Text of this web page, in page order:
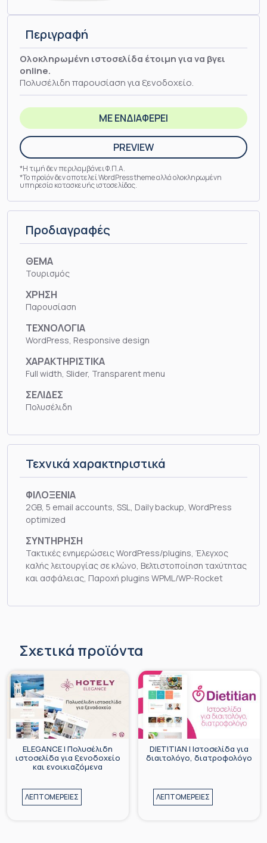
Περιγραφή
Oλοκληρωμένη ιστοσελίδα έτοιμη για να βγει
online.
Πολυσέλιδη παρουσίαση για ξενοδοχείο.
ΜΕ ΕΝΔΙΑΦΕΡΕΙ
PREVIEW
*Η τιμή δεν περιλαμβάνει Φ.Π.Α.
*Το προϊόν δεν αποτελεί WordPress theme αλλά ολοκληρωμένη
υπηρεσία κατασκευής ιστοσελίδας.
Προδιαγραφές
ΘΕΜΑ
Τουρισμός
ΧΡΗΣΗ
Παρουσίαση
ΤΕΧΝΟΛΟΓΙΑ
WordPress, Responsive design
ΧΑΡΑΚΤΗΡΙΣΤΙΚΑ
Full width, Slider, Transparent menu
ΣΕΛΙΔΕΣ
Πολυσέλιδη
Τεχνικά χαρακτηριστικά
ΦΙΛΟΞΕΝΙΑ
2GB, 5 email accounts, SSL, Daily backup, WordPress
optimized
ΣΥΝΤΗΡΗΣΗ
Τακτικές ενημερώσεις WordPress/plugins, Έλεγχος
καλής λειτουργίας σε κλώνο, Βελτιστοποίηση ταχύτητας
και ασφάλειας, Παροχή plugins WPML/WP-Rocket
Σχετικά προϊόντα
ELEGANCE | Πολυσέλιδη
ιστοσελίδα για ξενοδοχείο
και ενοικιαζόμενα
ΛΕΠΤΟΜΕΡΕΙΕΣ
DIETITIAN | Ιστοσελίδα για
διαιτολόγο, διατροφολόγο
ΛΕΠΤΟΜΕΡΕΙΕΣ